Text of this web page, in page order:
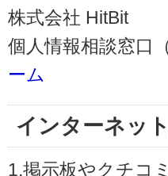
株式会社 HitBit
個人情報相談窓口
ーム
インターネッ
1.掲示板やクチコ